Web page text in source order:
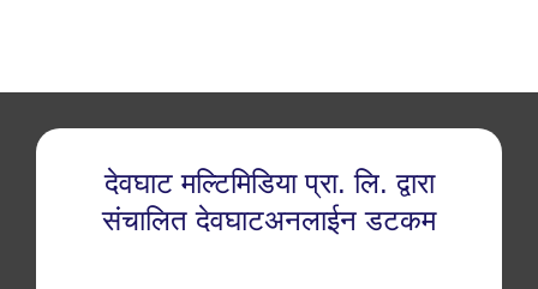
देवघाट मल्टिमिडिया प्रा. लि. द्वारा
संचालित देवघाटअनलाईन डटकम